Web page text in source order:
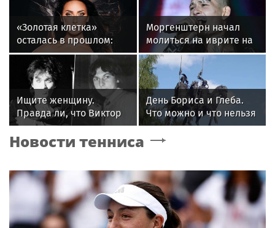
«Золотая клетка»
осталась в прошлом:
как Алсу изменила
жизнь после развода
Моргенштерн начал
молиться на иврите на
концертах
Ищите женщину.
Правда ли, что Виктор
Цой был влюблен в
жену Майка Науменко?
День Бориса и Глеба.
Что можно и что нельзя
делать 6 августа 2026
года
Новости тенниса